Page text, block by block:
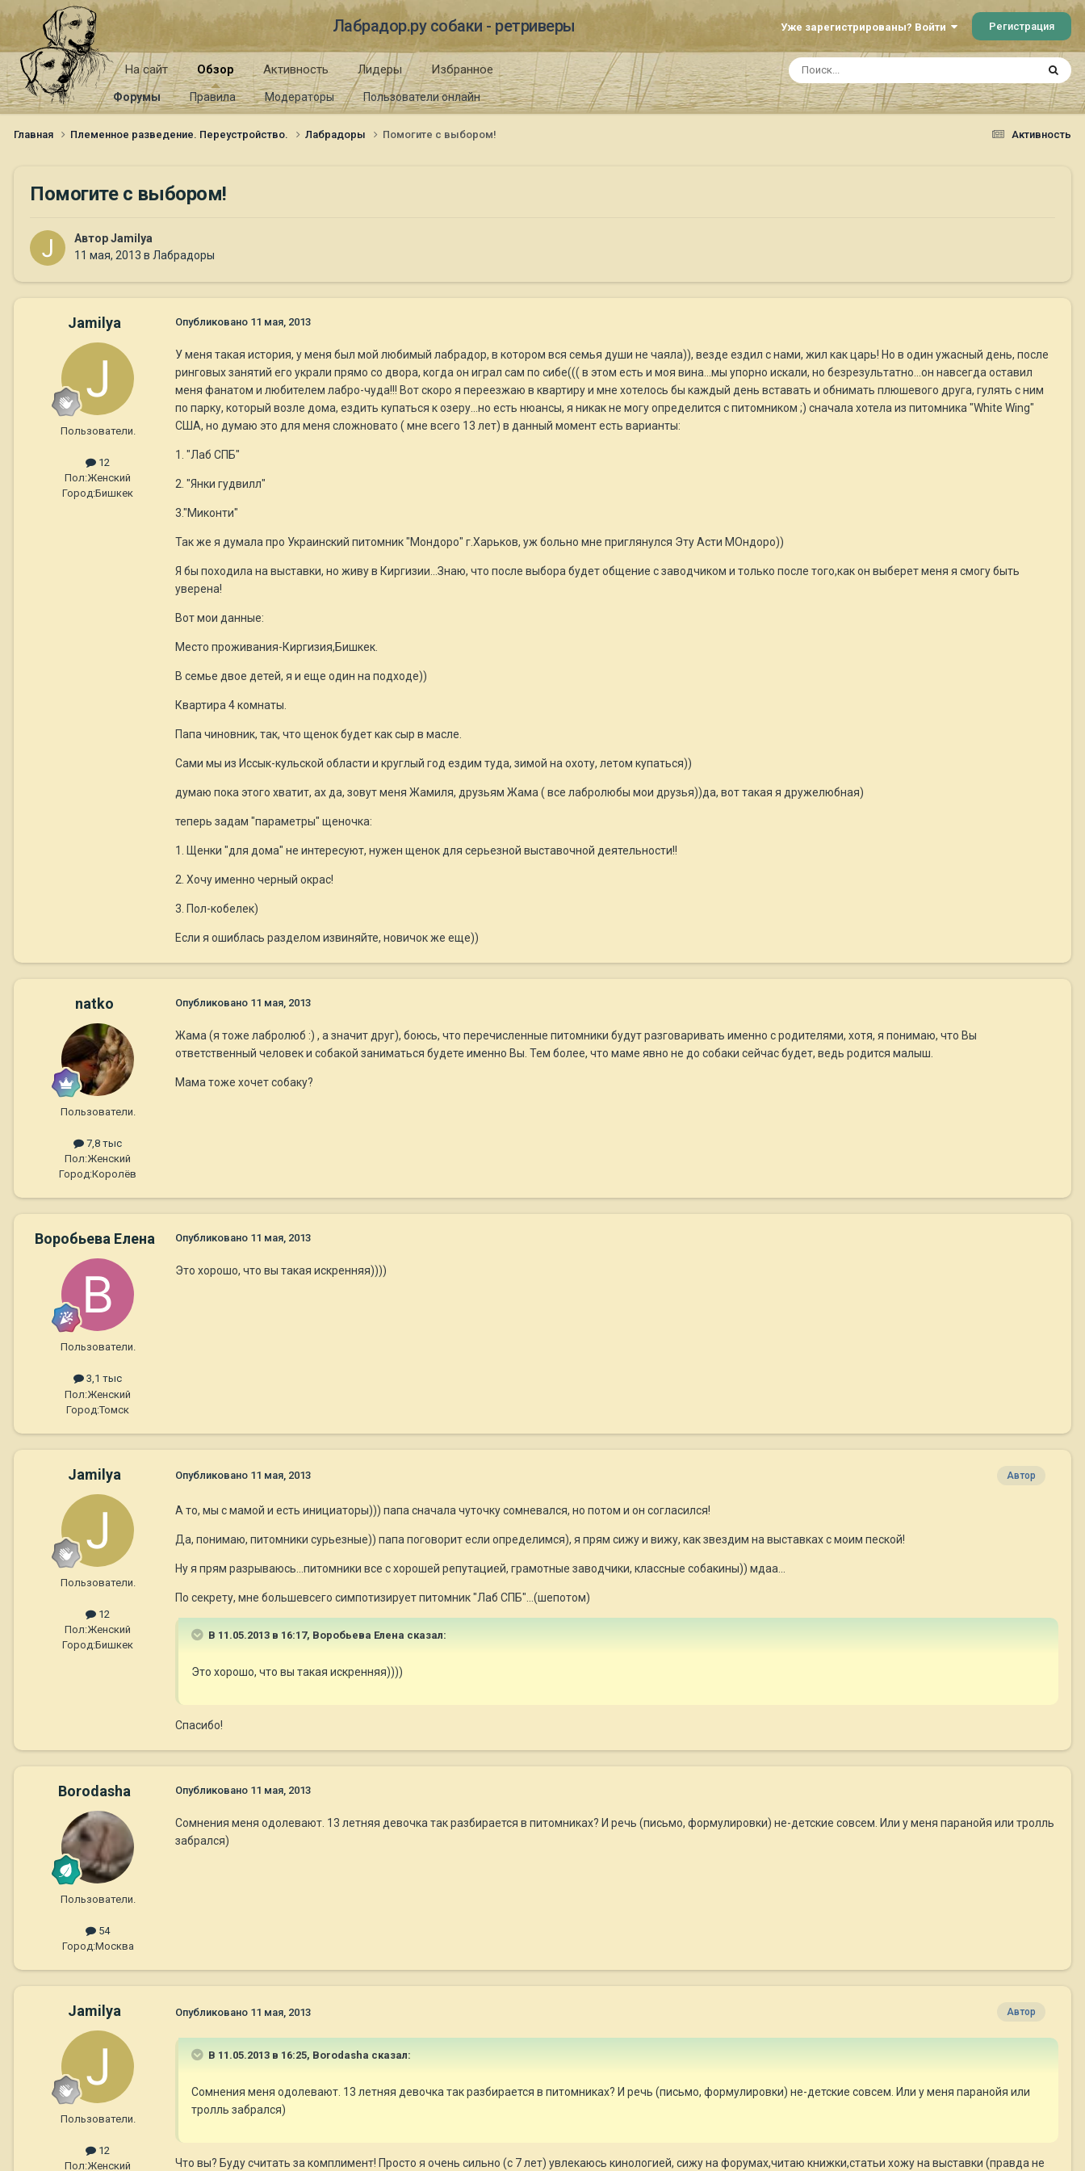
Лабрадор.ру собаки - ретриверы Уже зарегистрированы? Войти Регистрация
На сайт Обзор
Форумы Правила Модераторы Пользователи онлайн
Активность Лидеры Избранное
Активность
Главная Племенное разведение. Переустройство. Лабрадоры Помогите с выбором!
Помогите с выбором!
АвторJamilya
11 мая, 2013 в Лабрадоры
Jamilya
Пользователи.
12
Пол:Женский
Город:Бишкек
Опубликовано 11 мая, 2013
У меня такая история, у меня был мой любимый лабрадор, в котором вся семья души не чаяла)), везде ездил с нами, жил как царь! Но в один ужасный день, после
ринговых занятий его украли прямо со двора, когда он играл сам по сибе((( в этом есть и моя вина...мы упорно искали, но безрезультатно...он навсегда оставил
меня фанатом и любителем лабро-чуда!!! Вот скоро я переезжаю в квартиру и мне хотелось бы каждый день вставать и обнимать плюшевого друга, гулять с ним
по парку, который возле дома, ездить купаться к озеру...но есть нюансы, я никак не могу определится с питомником ;) сначала хотела из питомника "White Wing"
США, но думаю это для меня сложновато ( мне всего 13 лет) в данный момент есть варианты:
1. "Лаб СПБ"
2. "Янки гудвилл"
3."Миконти"
Так же я думала про Украинский питомник "Мондоро" г.Харьков, уж больно мне приглянулся Эту Асти МОндоро))
Я бы походила на выставки, но живу в Киргизии...Знаю, что после выбора будет общение с заводчиком и только после того,как он выберет меня я смогу быть
уверена!
Вот мои данные:
Место проживания-Киргизия,Бишкек.
В семье двое детей, я и еще один на подходе))
Квартира 4 комнаты.
Папа чиновник, так, что щенок будет как сыр в масле.
Сами мы из Иссык-кульской области и круглый год ездим туда, зимой на охоту, летом купаться))
думаю пока этого хватит, ах да, зовут меня Жамиля, друзьям Жама ( все лабролюбы мои друзья))да, вот такая я дружелюбная)
теперь задам "параметры" щеночка:
1. Щенки "для дома" не интересуют, нужен щенок для серьезной выставочной деятельности!!
2. Хочу именно черный окрас!
3. Пол-кобелек)
Если я ошиблась разделом извиняйте, новичок же еще))
natko
Пользователи.
7,8 тыс
Пол:Женский
Город:Королёв
Опубликовано 11 мая, 2013
Жама (я тоже лабролюб :) , а значит друг), боюсь, что перечисленные питомники будут разговаривать именно с родителями, хотя, я понимаю, что Вы
ответственный человек и собакой заниматься будете именно Вы. Тем более, что маме явно не до собаки сейчас будет, ведь родится малыш.
Мама тоже хочет собаку?
Воробьева Елена
Пользователи.
3,1 тыс
Пол:Женский
Город:Томск
Опубликовано 11 мая, 2013
Это хорошо, что вы такая искренняя))))
Jamilya
Пользователи.
12
Пол:Женский
Город:Бишкек
Автор
Опубликовано 11 мая, 2013
А то, мы с мамой и есть инициаторы))) папа сначала чуточку сомневался, но потом и он согласился!
Да, понимаю, питомники сурьезные)) папа поговорит если определимся), я прям сижу и вижу, как звездим на выставках с моим пеской!
Ну я прям разрываюсь...питомники все с хорошей репутацией, грамотные заводчики, классные собакины)) мдаа...
По секрету, мне большевсего симпотизирует питомник "Лаб СПБ"...(шепотом)
В 11.05.2013 в 16:17, Воробьева Елена сказал:
Это хорошо, что вы такая искренняя))))
Спасибо!
Borodasha
Пользователи.
54
Город:Москва
Опубликовано 11 мая, 2013
Сомнения меня одолевают. 13 летняя девочка так разбирается в питомниках? И речь (письмо, формулировки) не-детские совсем. Или у меня паранойя или тролль
забрался)
Jamilya
Пользователи.
12
Пол:Женский
Автор
Опубликовано 11 мая, 2013
В 11.05.2013 в 16:25, Borodasha сказал:
Сомнения меня одолевают. 13 летняя девочка так разбирается в питомниках? И речь (письмо, формулировки) не-детские совсем. Или у меня паранойя или
тролль забрался)
Что вы? Буду считать за комплимент! Просто я очень сильно (с 7 лет) увлекаюсь кинологией, сижу на форумах,читаю книжки,статьи хожу на выставки (правда не